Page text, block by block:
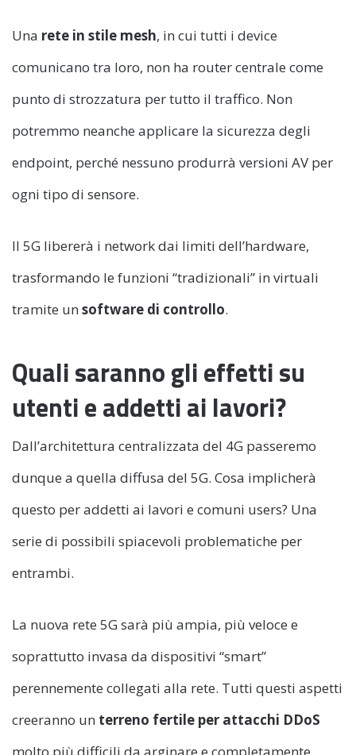
Una rete in stile mesh, in cui tutti i device
comunicano tra loro, non ha router centrale come
punto di strozzatura per tutto il traffico. Non
potremmo neanche applicare la sicurezza degli
endpoint, perché nessuno produrrà versioni AV per
ogni tipo di sensore.
Il 5G libererà i network dai limiti dell’hardware,
trasformando le funzioni “tradizionali” in virtuali
tramite un software di controllo.
Quali saranno gli effetti su
utenti e addetti ai lavori?
Dall’architettura centralizzata del 4G passeremo
dunque a quella diffusa del 5G. Cosa implicherà
questo per addetti ai lavori e comuni users? Una
serie di possibili spiacevoli problematiche per
entrambi.
La nuova rete 5G sarà più ampia, più veloce e
soprattutto invasa da dispositivi “smart”
perennemente collegati alla rete. Tutti questi aspetti
creeranno un terreno fertile per attacchi DDoS
molto più difficili da arginare e completamente